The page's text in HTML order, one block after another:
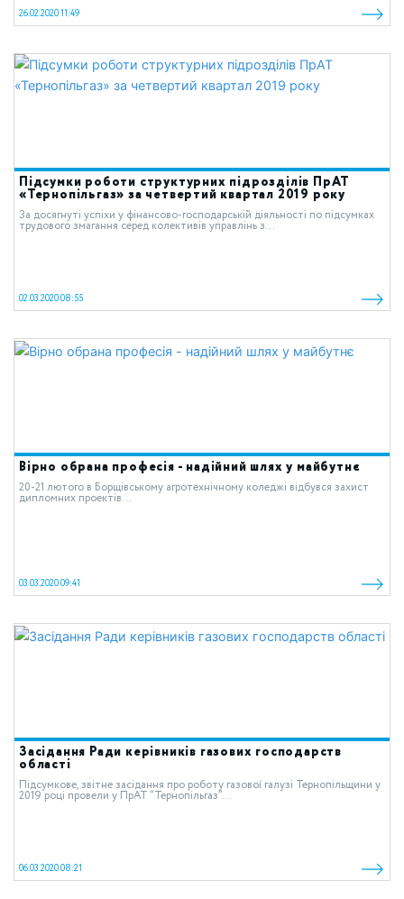
26.02.2020 11:49
Підсумки роботи структурних підрозділів ПрАТ
«Тернопільгаз» за четвертий квартал 2019 року
За досягнуті успіхи у фінансово-господарській діяльності по підсумках
трудового змагання серед колективів управлінь з...
02.03.2020 08:55
Вірно обрана професія - надійний шлях у майбутнє
20-21 лютого в Борщівському агротехнічному коледжі відбувся захист
дипломних проектів...
03.03.2020 09:41
Засідання Ради керівників газових господарств
області
Підсумкове, звітне засідання про роботу газової галузі Тернопільщини у
2019 році провели у ПрАТ “Тернопільгаз”...
06.03.2020 08:21